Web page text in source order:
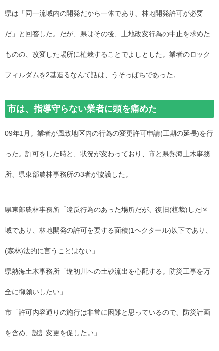
県は「同一流域内の開発だから一体であり、林地開発許可が必要
だ」と回答した。だが、県はその後、土地改変行為の中止を求めた
ものの、改変した場所に植栽することでよしとした。業者のロック
フィルダムを2基造るなんて話は、うそっぱちであった。
市は、指導守らない業者に頭を痛めた
09年1月。業者が風致地区内の行為の変更許可申請(工期の延長)を行
った。許可をした時と、状況が変わっており、市と県熱海土木事務
所、県東部農林事務所の3者が協議した。
県東部農林事務所「違反行為のあった場所だが、復旧(植裁)した区
域であり、林地開発の許可を要する面積(1ヘクタール)以下であり、
(森林)法的に言うことはない」
県熱海土木事務所「逢初川への土砂流出を心配する。防災工事を万
全に御願いしたい」
市「許可内容通りの施行は非常に困難と思っているので、防災計画
を含め、設計変更を促したい」